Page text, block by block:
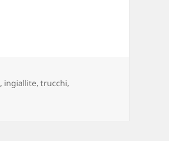
, ingiallite,trucchi,